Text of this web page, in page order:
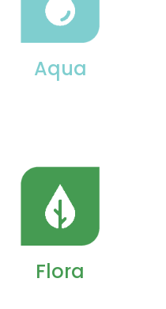
Aqua
Flora